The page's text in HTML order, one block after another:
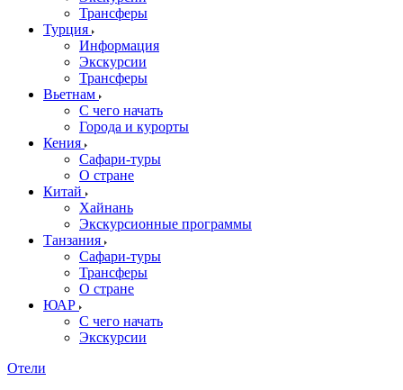
Трансферы
Турция
Информация
Экскурсии
Трансферы
Вьетнам
С чего начать
Города и курорты
Кения
Сафари-туры
О стране
Китай
Хайнань
Экскурсионные программы
Танзания
Сафари-туры
Трансферы
О стране
ЮАР
С чего начать
Экскурсии
Отели